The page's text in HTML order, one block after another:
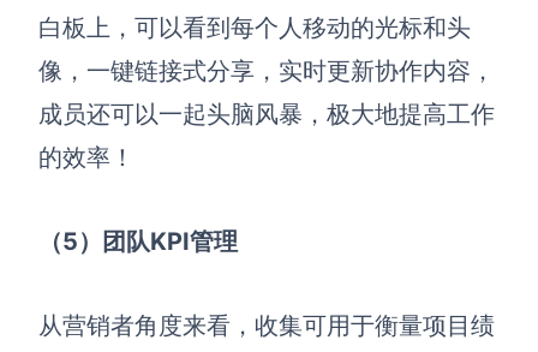
白板上，可以看到每个人移动的光标和头
像，一键链接式分享，实时更新协作内容，
成员还可以一起头脑风暴，极大地提高工作
的效率！
（5）团队KPI管理
从营销者角度来看， 收集可用于衡量项目绩